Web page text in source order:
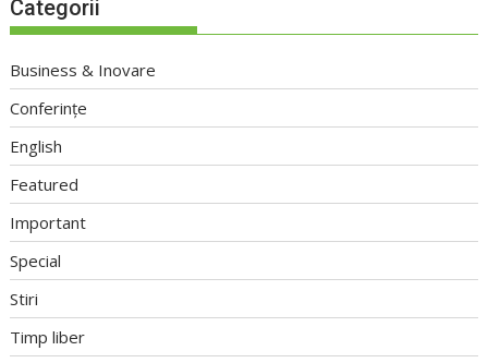
Categorii
Business & Inovare
Conferințe
English
Featured
Important
Special
Stiri
Timp liber